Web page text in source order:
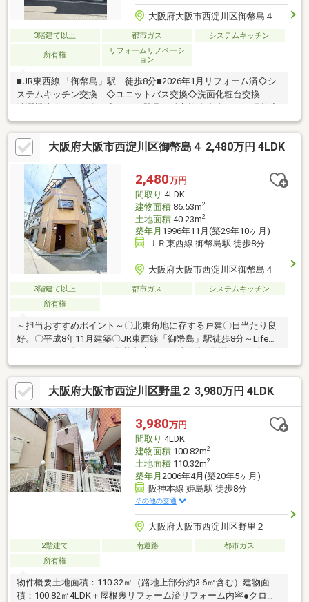
大阪府大阪市西淀川区御幣島４
3階建て以上 都市ガス システムキッチン
所有権
リフォームリノベーシ
ョン
■JR東西線 「御幣島」駅 徒歩8分■2026年1月リフォーム済◇シ
ステムキッチン交換 ◇ユニットバス交換◇洗面化粧台交換 ◇
洗濯機防水パン交換 ◇トイレ器具一式交換◇全室クロス張替◇
ハウスクリーニング■物件の詳細及び現地案内希望のお問い合わ
せにつきましては担当までお願いいたします。（フリーコール
０１２０－９９１－４９０）建物面積に車庫面積含む構造／木・
鉄筋コンクリート造
大阪府大阪市西淀川区御幣島４ 2,480万円 4LDK
2,480万円
間取り 4LDK
建物面積86.53m2
土地面積40.23m2
築年月 1996年11月(築29年10ヶ月)
ＪＲ東西線 御幣島駅 徒歩8分
大阪府大阪市西淀川区御幣島４
3階建て以上 都市ガス
システムキッチン
所有権
～担当おすすめポイント～〇北東角地に存する戸建〇日当たり良
好。〇平成8年11月建築〇JR東西線「御幣島」駅徒歩8分～Life
パーマルハチ御幣島店まで徒歩約5分(約360m)〇ライフ御幣島店
まで徒歩約7分(約500m)〇エディオン御幣島店まで徒歩約6分(約
430m)〇御幣島公園まで徒歩約2分(約140m)〇ローソン御幣島３丁
目店まで徒歩約6分(約420m)〇スギ薬局御幣島店まで徒歩約8分(約
640m)空家につきお気軽にご内覧ご予約くださいませ。また、リ
フォームのご相談も承っております。
大阪府大阪市西淀川区野里２ 3,980万円 4LDK
3,980万円
間取り 4LDK
建物面積100.82m2
土地面積110.32m2
築年月 2006年4月(築20年5ヶ月)
阪神本線 姫島駅 徒歩8分
その他の交通
大阪府大阪市西淀川区野里２
2階建て 南道路
都市ガス
所有権
物件概要土地面積：110.32㎡（路地上部分約3.6㎡含む）建物面
積：100.82㎡4LDK＋屋根裏リフォーム済リフォーム内容●クロス